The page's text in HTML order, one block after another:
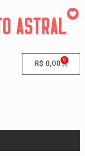
R$ 0,00 0